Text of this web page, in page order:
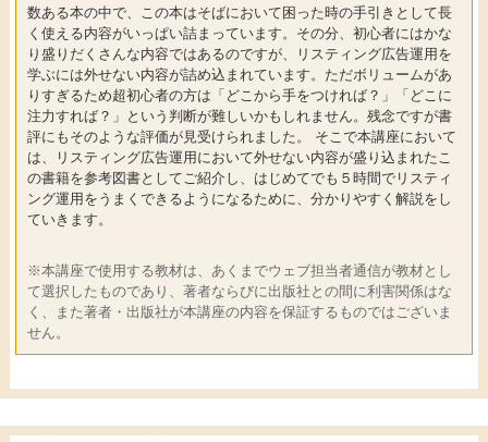
数ある本の中で、この本はそばにおいて困った時の手引きとして長
く使える内容がいっぱい詰まっています。その分、初心者にはかな
り盛りだくさんな内容ではあるのですが、リスティング広告運用を
学ぶには外せない内容が詰め込まれています。ただボリュームがあ
りすぎるため超初心者の方は「どこから手をつければ？」「どこに
注力すれば？」という判断が難しいかもしれません。残念ですが書
評にもそのような評価が見受けられました。 そこで本講座において
は、リスティング広告運用において外せない内容が盛り込まれたこ
の書籍を参考図書としてご紹介し、はじめてでも５時間でリスティ
ング運用をうまくできるようになるために、分かりやすく解説をし
ていきます。
※本講座で使用する教材は、あくまでウェブ担当者通信が教材とし
て選択したものであり、著者ならびに出版社との間に利害関係はな
く、また著者・出版社が本講座の内容を保証するものではございま
せん。